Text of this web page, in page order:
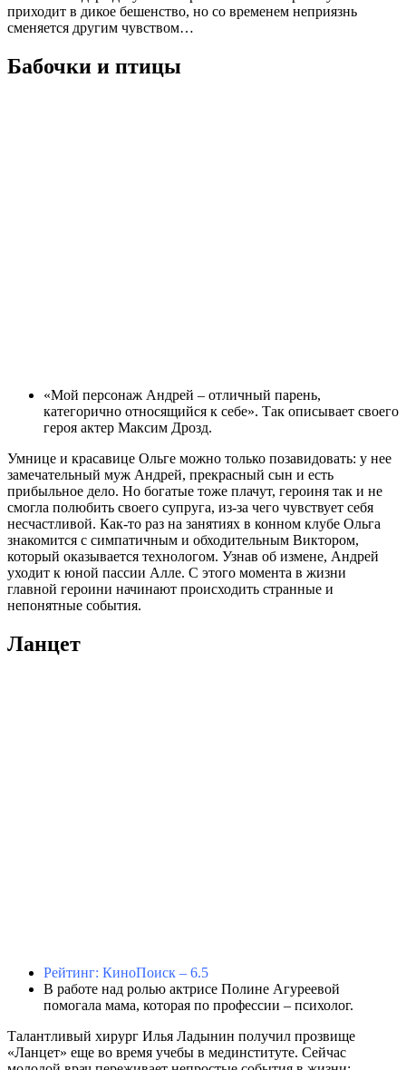
приходит в дикое бешенство, но со временем неприязнь
сменяется другим чувством…
Бабочки и птицы
«Мой персонаж Андрей – отличный парень,
категорично относящийся к себе». Так описывает своего
героя актер Максим Дрозд.
Умнице и красавице Ольге можно только позавидовать: у нее
замечательный муж Андрей, прекрасный сын и есть
прибыльное дело. Но богатые тоже плачут, героиня так и не
смогла полюбить своего супруга, из-за чего чувствует себя
несчастливой. Как-то раз на занятиях в конном клубе Ольга
знакомится с симпатичным и обходительным Виктором,
который оказывается технологом. Узнав об измене, Андрей
уходит к юной пассии Алле. С этого момента в жизни
главной героини начинают происходить странные и
непонятные события.
Ланцет
Рейтинг: КиноПоиск – 6.5
В работе над ролью актрисе Полине Агуреевой
помогала мама, которая по профессии – психолог.
Талантливый хирург Илья Ладынин получил прозвище
«Ланцет» еще во время учебы в мединституте. Сейчас